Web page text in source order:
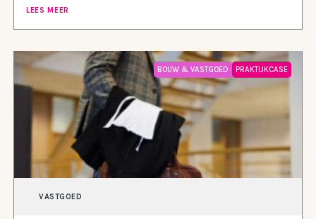
LEES MEER
BOUW & VASTGOED PRAKTIJKCASE
VASTGOED